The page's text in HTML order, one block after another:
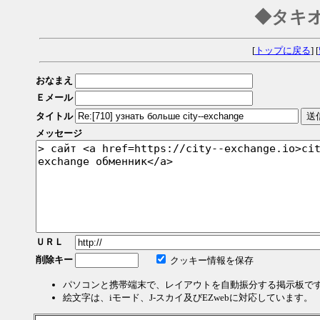
◆タキ
[トップに戻る] [
おなまえ
Ｅメール
タイトル
メッセージ
ＵＲＬ
削除キー
クッキー情報を保存
パソコンと携帯端末で、レイアウトを自動振分する掲示板で
絵文字は、iモード、J-スカイ及びEZwebに対応しています。